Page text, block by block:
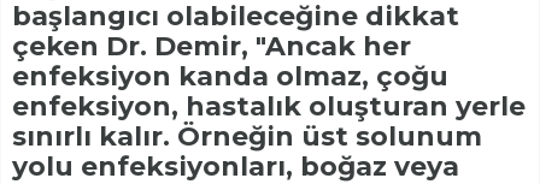
başlangıcı olabileceğine dikkat
çeken Dr. Demir, "Ancak her
enfeksiyon kanda olmaz, çoğu
enfeksiyon, hastalık oluşturan yerle
sınırlı kalır. Örneğin üst solunum
yolu enfeksiyonları, boğaz veya